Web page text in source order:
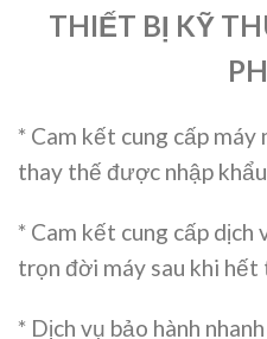
THIẾT BỊ KỸ
* Cam kết cung cấp
thay thế được nhập
* Cam kết cung cấp
trọn đời máy sau khi hết
* Dịch vụ bảo hành